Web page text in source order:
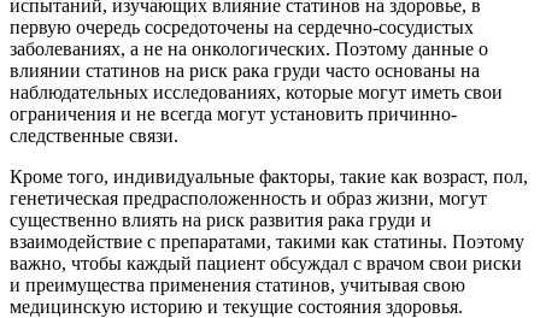
испытаний, изучающих влияние статинов на здоровье, в
первую очередь сосредоточены на сердечно-сосудистых
заболеваниях, а не на онкологических. Поэтому данные о
влиянии статинов на риск рака груди часто основаны на
наблюдательных исследованиях, которые могут иметь свои
ограничения и не всегда могут установить причинно-
следственные связи.
Кроме того, индивидуальные факторы, такие как возраст, пол,
генетическая предрасположенность и образ жизни, могут
существенно влиять на риск развития рака груди и
взаимодействие с препаратами, такими как статины. Поэтому
важно, чтобы каждый пациент обсуждал с врачом свои риски
и преимущества применения статинов, учитывая свою
медицинскую историю и текущие состояния здоровья.